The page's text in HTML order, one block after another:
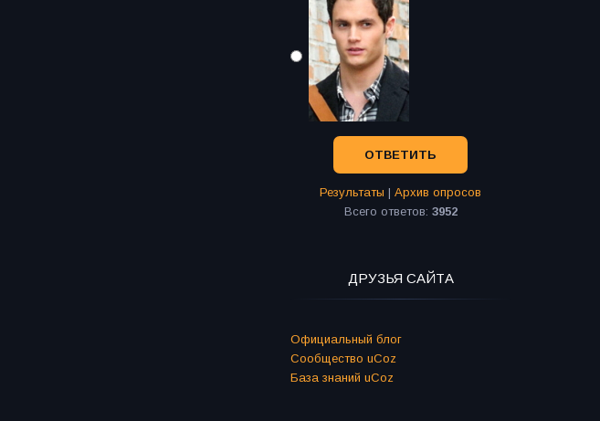
Результаты |Архив опросов
Всего ответов: 3952
ДРУЗЬЯ САЙТА
Официальный блог
Сообщество uCoz
База знаний uCoz